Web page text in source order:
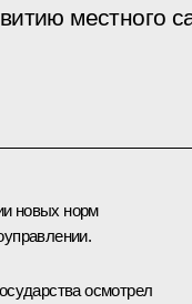
местного
новых норм
осмотрел